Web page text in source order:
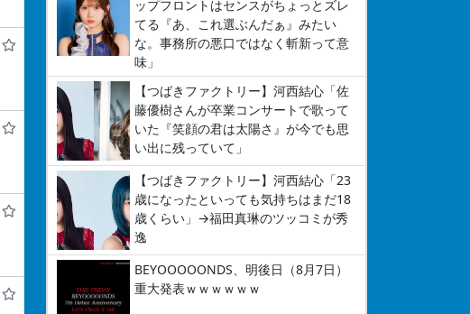
ップフロントはセンスがちょっとズレ
てる『あ、これ選ぶんだぁ』みたい
な。事務所の悪口ではなく斬新って意
味」
【つばきファクトリー】河西結心「佐
藤優樹さんが卒業コンサートで歌って
いた『笑顔の君は太陽さ』が今でも思
い出に残っていて」
【つばきファクトリー】河西結心「23
歳になったといっても気持ちはまだ18
歳くらい」→福田真琳のツッコミが秀
逸
BEYOOOOONDS、明後日（8月7日）
重大発表ｗｗｗｗｗｗ